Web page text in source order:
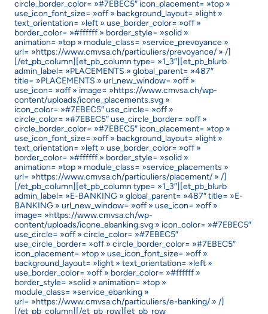
circle_border_color= »#7EBEC5″ icon_placement= »top »
use_icon_font_size= »off » background_layout= »light »
text_orientation= »left » use_border_color= »off »
border_color= »#ffffff » border_style= »solid »
animation= »top » module_class= »service_prevoyance »
url= »https://www.cmvsa.ch/particuliers/prevoyance/ » /]
[/et_pb_column][et_pb_column type= »1_3″][et_pb_blurb
admin_label= »PLACEMENTS » global_parent= »487″
title= »PLACEMENTS » url_new_window= »off »
use_icon= »off » image= »https://www.cmvsa.ch/wp-
content/uploads/icone_placements.svg »
icon_color= »#7EBEC5″ use_circle= »off »
circle_color= »#7EBEC5″ use_circle_border= »off »
circle_border_color= »#7EBEC5″ icon_placement= »top »
use_icon_font_size= »off » background_layout= »light »
text_orientation= »left » use_border_color= »off »
border_color= »#ffffff » border_style= »solid »
animation= »top » module_class= »service_placements »
url= »https://www.cmvsa.ch/particuliers/placement/ » /]
[/et_pb_column][et_pb_column type= »1_3″][et_pb_blurb
admin_label= »E-BANKING » global_parent= »487″ title= »E-
BANKING » url_new_window= »off » use_icon= »off »
image= »https://www.cmvsa.ch/wp-
content/uploads/icone_ebanking.svg » icon_color= »#7EBEC5″
use_circle= »off » circle_color= »#7EBEC5″
use_circle_border= »off » circle_border_color= »#7EBEC5″
icon_placement= »top » use_icon_font_size= »off »
background_layout= »light » text_orientation= »left »
use_border_color= »off » border_color= »#ffffff »
border_style= »solid » animation= »top »
module_class= »service_ebanking »
url= »https://www.cmvsa.ch/particuliers/e-banking/ » /]
[/et_pb_column][/et_pb_row][et_pb_row